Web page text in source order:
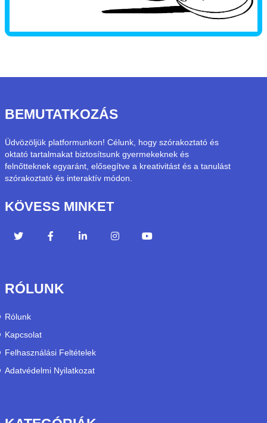
BEMUTATKOZÁS
Üdvözöljük platformunkon! Célunk, hogy szórakoztató és
oktató tartalmakat biztosítsunk gyermekeknek és
felnőtteknek egyaránt, elősegítve a kreativitást és a tanulást
szórakoztató és interaktív módon.
KÖVESS MINKET
RÓLUNK
Rólunk
Kapcsolat
Felhasználási Feltételek
Adatvédelmi Nyilatkozat